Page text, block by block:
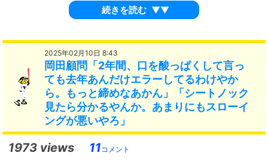
続きを読む ▼▼
2025年02月10日 8:43
岡田顧問「2年間、口を酸っぱくして言っ
ても去年あんだけエラーしてるわけやか
ら。もっと締めなあかん」「シートノック
見たら分かるやんか。あまりにもスローイ
ングが悪いやろ」
1973 views 11コメント